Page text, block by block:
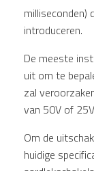
milliseconden)
introduceren.
De meeste
uit om te
zal
van 50V of
Om de
huidige